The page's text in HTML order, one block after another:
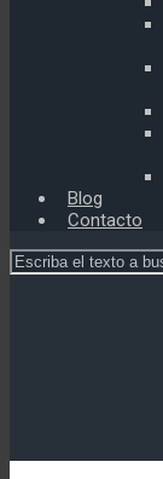
Blog
Contacto